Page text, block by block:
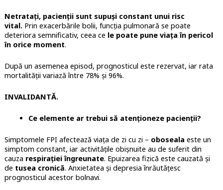
Netratați, pacienții sunt supuși constant unui risc
vital. Prin exacerbările bolii, funcția pulmonară se poate
deteriora semnificativ, ceea ce le poate pune viața în pericol
în orice moment.
După un asemenea episod, prognosticul este rezervat, iar rata
mortalității variază între 78% și 96%.
INVALIDANTĂ.
Ce elemente ar trebui să atenționeze pacienții?
Simptomele FPI afectează viața de zi cu zi – oboseala este un
simptom constant, iar activitățile obișnuite au de suferit din
cauza respirației îngreunate. Epuizarea fizică este cauzată și
de tusea cronică. Anxietatea și depresia înrăutățesc
prognosticul acestor bolnavi.